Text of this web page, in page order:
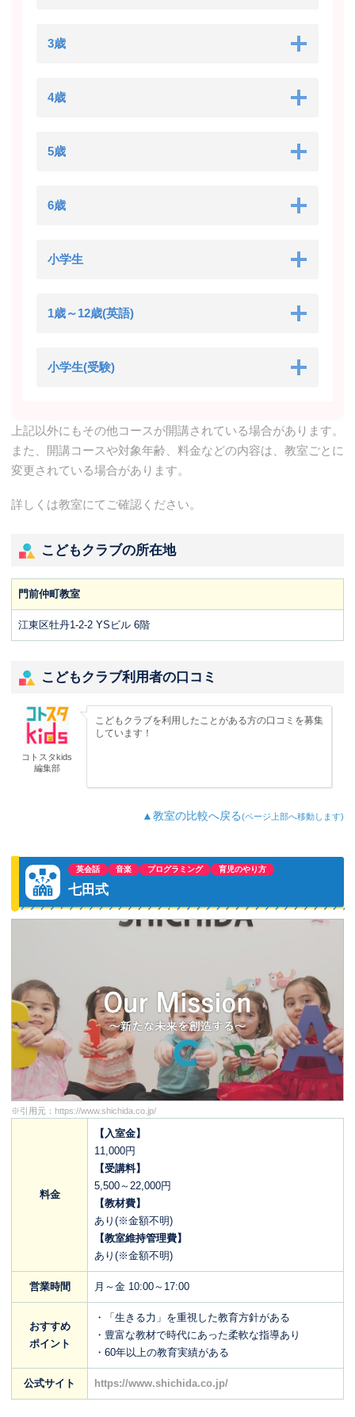
3歳
4歳
5歳
6歳
小学生
1歳～12歳(英語)
小学生(受験)
上記以外にもその他コースが開講されている場合があります。
また、開講コースや対象年齢、料金などの内容は、教室ごとに
変更されている場合があります。
詳しくは教室にてご確認ください。
こどもクラブの所在地
門前仲町教室
江東区牡丹1-2-2 YSビル 6階
こどもクラブ利用者の口コミ
コトスタkids
編集部
こどもクラブを利用したことがある方の口コミを募集
しています！
▲教室の比較へ戻る(ページ上部へ移動します)
英会話 音楽 プログラミング 育児のやり方
七田式
※引用元： https://www.shichida.co.jp/
料金
【入室金】
11,000円
【受講料】
5,500～22,000円
【教材費】
あり(※金額不明)
【教室維持管理費】
あり(※金額不明)
営業時間 月～金 10:00～17:00
おすすめ
ポイント
・「生きる力」を重視した教育方針がある
・豊富な教材で時代にあった柔軟な指導あり
・60年以上の教育実績がある
公式サイト https://www.shichida.co.jp/